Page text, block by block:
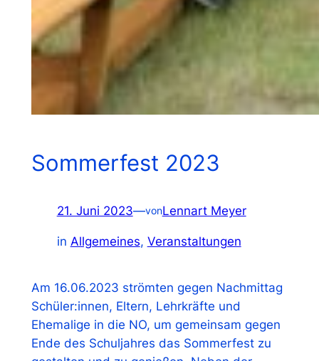
Sommerfest 2023
21. Juni 2023—vonLennart Meyer
in Allgemeines, Veranstaltungen
Am 16.06.2023 strömten gegen Nachmittag
Schüler:innen, Eltern, Lehrkräfte und
Ehemalige in die NO, um gemeinsam gegen
Ende des Schuljahres das Sommerfest zu